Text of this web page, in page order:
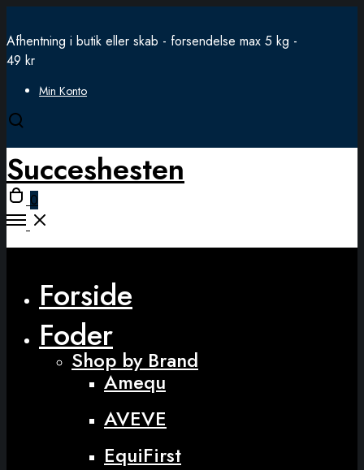
Afhentning i butik eller skab - forsendelse max 5 kg -
49 kr
Min Konto
Open
modal
Succeshesten
Open
cart
0
Open
Forside
Foder
Shop by Brand
Amequ
AVEVE
EquiFirst